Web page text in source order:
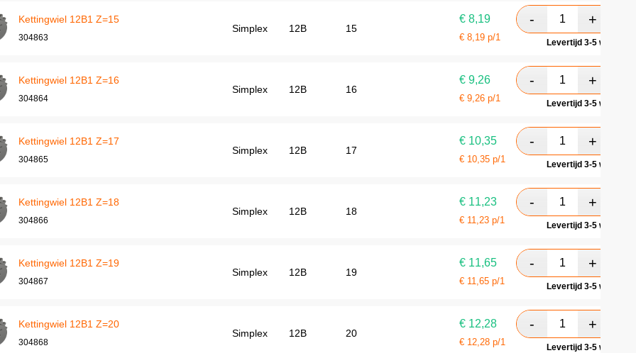
Kettingwiel 12B1 Z=15
304863
Simplex 12B 15
€ 8,19
€ 8,19 p/1 Levertijd 3-5
Kettingwiel 12B1 Z=16
304864
Simplex 12B 16
€ 9,26
€ 9,26 p/1 Levertijd 3-5
Kettingwiel 12B1 Z=17
304865
Simplex 12B 17
€ 10,35
€ 10,35 p/1 Levertijd 3-5
Kettingwiel 12B1 Z=18
304866
Simplex 12B 18
€ 11,23
€ 11,23 p/1 Levertijd 3-5
Kettingwiel 12B1 Z=19
304867
Simplex 12B 19
€ 11,65
€ 11,65 p/1 Levertijd 3-5
Kettingwiel 12B1 Z=20
304868
Simplex 12B 20
€ 12,28
€ 12,28 p/1 Levertijd 3-5